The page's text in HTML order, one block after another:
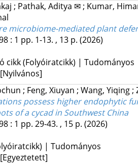
; Pathak, Aditya ✉; Kumar,
microbiome-mediated plant
: 1 pp. 1-13. , 13 p. (2026)
cikk (Folyóiratcikk) | Tudományos
[Nyilvános]
; Feng, Xiuyan ; Wang, Yiqing;
possess higher endophytic
of a cycad in Southwest China
: 1 pp. 29-43. , 15 p. (2026)
| Tudományos
[Egyeztetett]